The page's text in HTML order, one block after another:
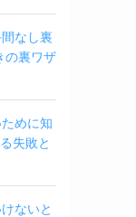
なし裏
の裏ワザ
めに知
失敗と
ないと